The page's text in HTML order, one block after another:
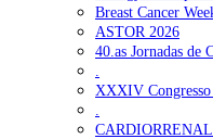
privada da ULS do
Ordem dos Médicos
a consultas e cirurgias
Portugal está a formar
2026
Breast Cancer
ASTOR 2026
40.as Jornadas de
.
XXXIV
.